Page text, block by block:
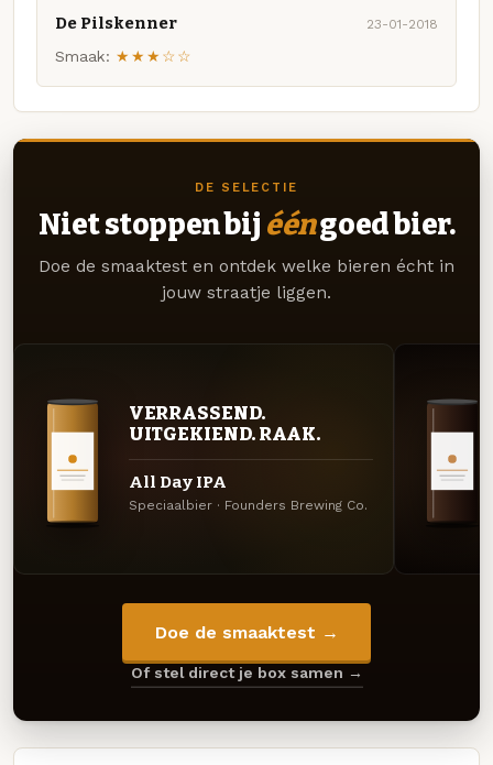
De Pilskenner 23-01-2018
Smaak: ★★★☆☆
DE SELECTIE
Niet stoppen bij ééngoed bier.
Doe de smaaktest en ontdek welke bieren écht in
jouw straatje liggen.
VERRASSEND.
UITGEKIEND. RAAK.
All Day IPA
Speciaalbier · Founders Brewing Co.
Doe de smaaktest →
Of stel direct je box samen →